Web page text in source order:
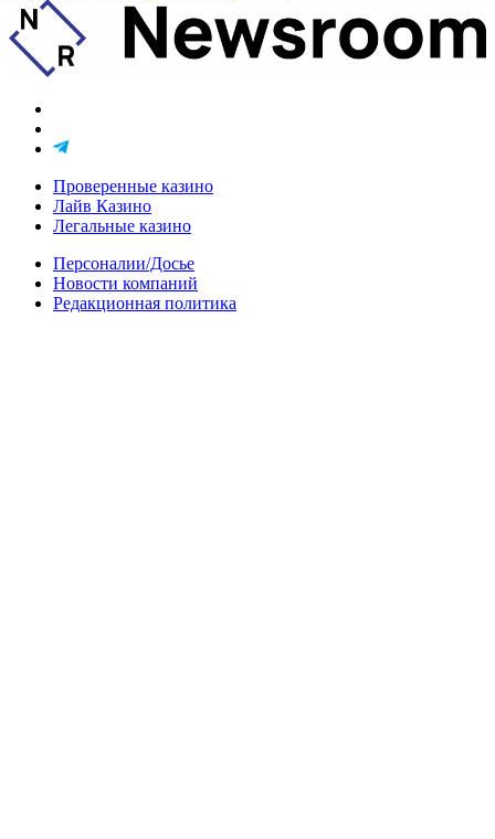
Проверенные казино
Лайв Казино
Легальные казино
Персоналии/Досье
Новости компаний
Редакционная политика